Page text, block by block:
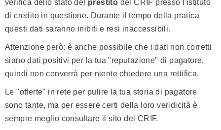
verifica dello stato del prestito del CRIF presso l'istituto
di credito in questione. Durante il tempo della pratica
questi dati saranno inibiti e resi inaccessibili.
Attenzione però: è anche possibile che i dati non corretti
siano dati positivi per la tua "reputazione" di pagatore,
quindi non converrà per niente chiedere una rettifica.
Le "offerte" in rete per pulire la tua storia di pagatore
sono tante, ma per essere certi della loro veridicità è
sempre meglio consultare il sito del CRIF.